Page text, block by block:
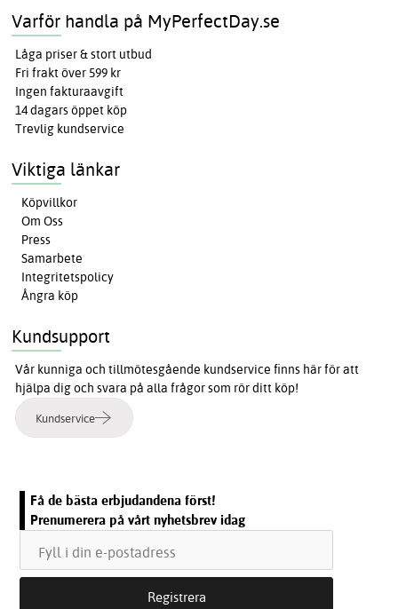
Varför handla på MyPerfectDay.se
Låga priser & stort utbud
Fri frakt över 599 kr
Ingen fakturaavgift
14 dagars öppet köp
Trevlig kundservice
Viktiga länkar
Köpvillkor
Om Oss
Press
Samarbete
Integritetspolicy
Ångra köp
Kundsupport
Vår kunniga och tillmötesgående kundservice finns här för att
hjälpa dig och svara på alla frågor som rör ditt köp!
Kundservice
Få de bästa erbjudandena först!
Prenumerera på vårt nyhetsbrev idag